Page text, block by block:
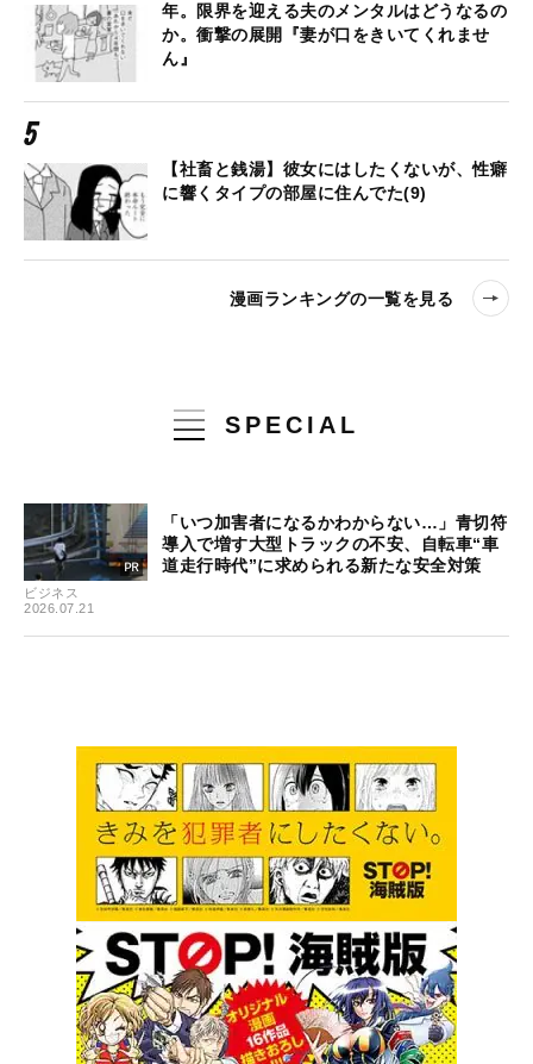
年。限界を迎える夫のメンタルはどうなるの
か。衝撃の展開『妻が口をきいてくれませ
ん』
【社畜と銭湯】彼女にはしたくないが、性癖
に響くタイプの部屋に住んでた(9)
漫画ランキングの一覧を見る
SPECIAL
ビジネス
2026.07.21
「いつ加害者になるかわからない…」青切符
導入で増す大型トラックの不安、自転車“車
道走行時代”に求められる新たな安全対策